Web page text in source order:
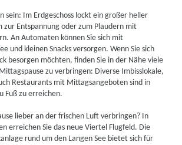
sein: Im Erdgeschoss lockt ein großer heller
zur Entspannung oder zum Plaudern mit
An Automaten können Sie sich mit
und kleinen Snacks versorgen. Wenn Sie sich
besorgen möchten, finden Sie in der Nähe viele
zu verbringen: Diverse Imbisslokale,
Restaurants mit Mittagsangeboten sind in
Fuß zu erreichen.
lieber an der frischen Luft verbringen? In
erreichen Sie das neue Viertel Flugfeld. Die
rund um den Langen See bietet sich für